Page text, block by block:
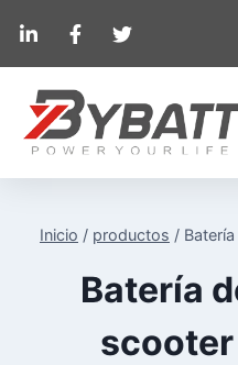
Inicio / productos /
Batería